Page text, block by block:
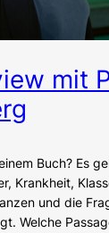
mit
Buch? Es
Krankheit,
und die
Welche